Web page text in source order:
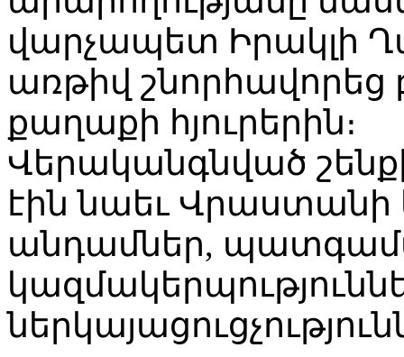
վարչապետ Իրակլի
առթիվ շնորհավորեց
քաղաքի հյուրերին։
Վերականգնված
էին նաեւ
անդամներ,